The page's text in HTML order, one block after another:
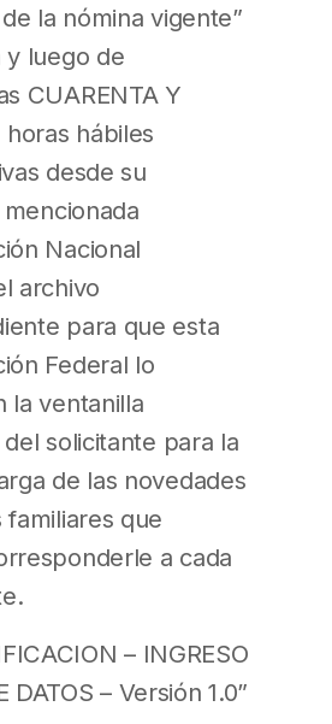
la nómina vigente”
y luego de
CUARENTA Y
hábiles
desde su
Nacional
archivo
para que esta
Federal lo
la ventanilla
solicitante para la
de las novedades
que
a cada
– INGRESO
DATOS – Versión 1.0”